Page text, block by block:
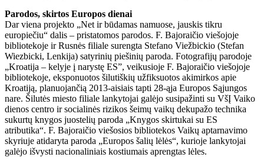
Parodos, skirtos Europos dienai
Dar viena projekto „Net ir būdamas namuose, jauskis tikru
europiečiu“ dalis – pristatomos parodos. F. Bajoraičio viešojoje
bibliotekoje ir Rusnės filiale surengta Stefano Viežbickio (Stefan
Wiezbicki, Lenkija) satyrinių piešinių paroda. Fotografijų parodoje
„Kroatija – kelyje į narystę ES”, veikusioje F. Bajoraičio viešojoje
bibliotekoje, eksponuotos šilutiškių užfiksuotos akimirkos apie
Kroatiją, planuojančią 2013-aisiais tapti 28-ąja Europos Sąjungos
nare. Šilutės miesto filiale lankytojai galėjo susipažinti su VšĮ Vaiko
dienos centro ir socialinės rizikos šeimų vaikų dekupažo technika
sukurtų knygos juostelių paroda „Knygos skirtukai su ES
atributika“. F. Bajoraičio viešosios bibliotekos Vaikų aptarnavimo
skyriuje atidaryta paroda „Europos šalių lėlės“, kurioje lankytojai
galėjo išvysti nacionaliniais kostiumais aprengtas lėles.